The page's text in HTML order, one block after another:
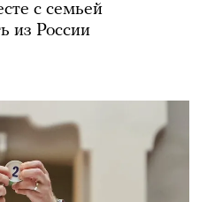
с семьей
из России